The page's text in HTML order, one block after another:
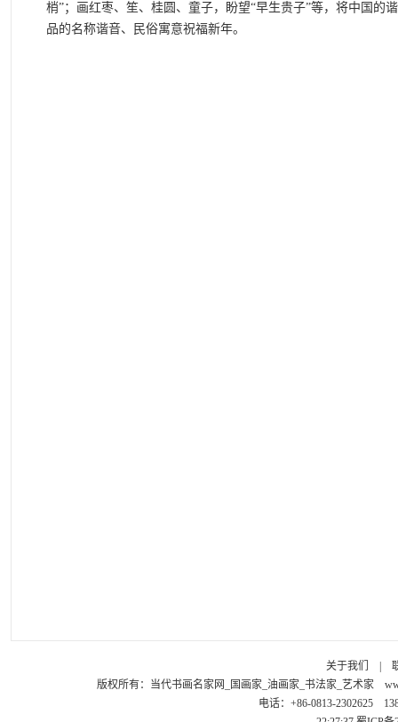
梢”；画红枣、笙、桂圆、童子，盼望“早生贵子”等，将中国的
品的名称谐音、民俗寓意祝福新年。
关于我们
版权所有： 当代书画名家网_国画家_油画家_书法家_艺术家
电话：+86-0813-2302625